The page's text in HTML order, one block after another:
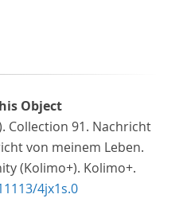
Object
Collection 91. Nachricht
von meinem Leben.
(Kolimo+). Kolimo+.
4jx1s.0